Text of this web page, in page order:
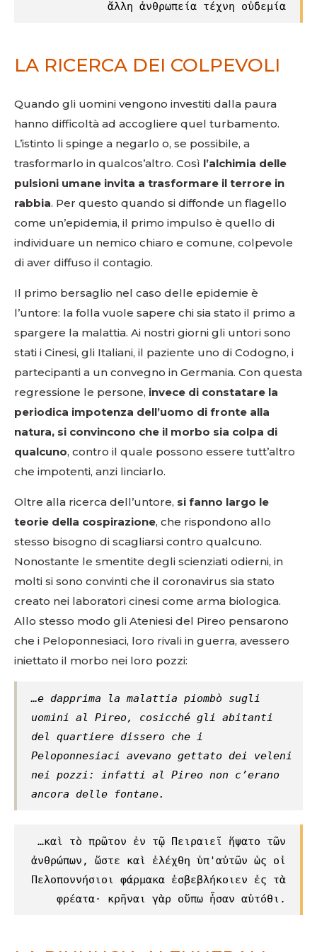
ἄλλη ἀνθρωπεία τέχνη οὐδεμία
LA RICERCA DEI COLPEVOLI
Quando gli uomini vengono investiti dalla paura
hanno difficoltà ad accogliere quel turbamento.
L’istinto li spinge a negarlo o, se possibile, a
trasformarlo in qualcos’altro. Così l’alchimia delle
pulsioni umane invita a trasformare il terrore in
rabbia. Per questo quando si diffonde un flagello
come un’epidemia, il primo impulso è quello di
individuare un nemico chiaro e comune, colpevole
di aver diffuso il contagio.
Il primo bersaglio nel caso delle epidemie è
l’untore: la folla vuole sapere chi sia stato il primo a
spargere la malattia. Ai nostri giorni gli untori sono
stati i Cinesi, gli Italiani, il paziente uno di Codogno, i
partecipanti a un convegno in Germania. Con questa
regressione le persone, invece di constatare la
periodica impotenza dell’uomo di fronte alla
natura, si convincono che il morbo sia colpa di
qualcuno, contro il quale possono essere tutt’altro
che impotenti, anzi linciarlo.
Oltre alla ricerca dell’untore, si fanno largo le
teorie della cospirazione, che rispondono allo
stesso bisogno di scagliarsi contro qualcuno.
Nonostante le smentite degli scienziati odierni, in
molti si sono convinti che il coronavirus sia stato
creato nei laboratori cinesi come arma biologica.
Allo stesso modo gli Ateniesi del Pireo pensarono
che i Peloponnesiaci, loro rivali in guerra, avessero
iniettato il morbo nei loro pozzi:
…e dapprima la malattia piombò sugli
uomini al Pireo, cosicché gli abitanti
del quartiere dissero che i
Peloponnesiaci avevano gettato dei veleni
nei pozzi: infatti al Pireo non c’erano
ancora delle fontane.
…καὶ τὸ πρῶτον ἐν τῷ Πειραιεῖ ἥψατο τῶν
ἀνθρώπων, ὥστε καὶ ἐλέχθη ὑπ'αὐτῶν ὡς οἱ
Πελοποννήσιοι φάρμακα ἐσβεβλήκοιεν ἐς τὰ
φρέατα· κρῆναι γὰρ οὔπω ἦσαν αὐτόθι.